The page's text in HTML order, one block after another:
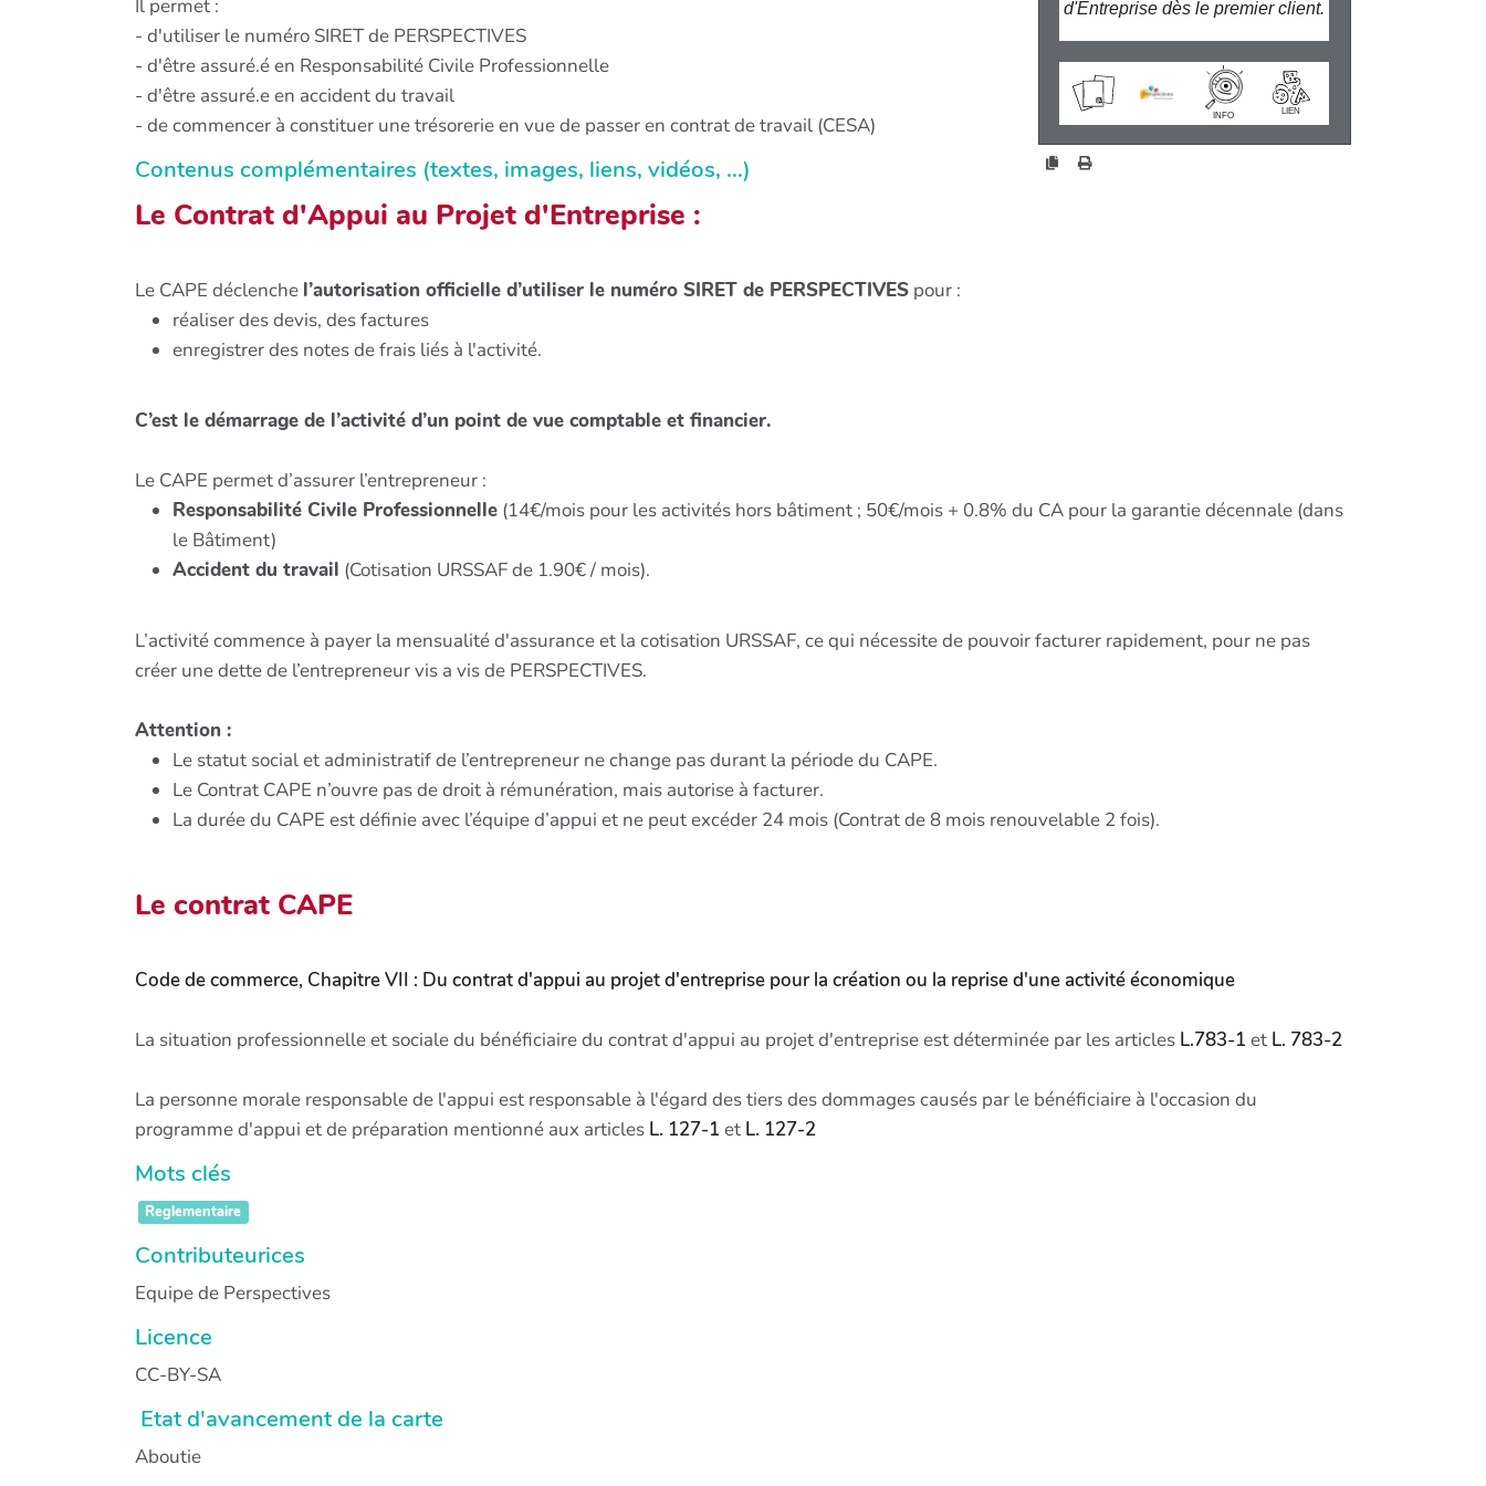
d'Entreprise dès le premier client.
INFO
LIEN
wiki.perspectives.coop/?
CapE
Il permet :
- d'utiliser le numéro SIRET de PERSPECTIVES
- d'être assuré.é en Responsabilité Civile Professionnelle
- d'être assuré.e en accident du travail
- de commencer à constituer une trésorerie en vue de passer en contrat de travail (CESA)
Contenus complémentaires (textes, images, liens, vidéos, ...)
Le Contrat d'Appui au Projet d'Entreprise :
Le CAPE déclenche l’autorisation officielle d’utiliser le numéro SIRET de PERSPECTIVES pour :
réaliser des devis, des factures
enregistrer des notes de frais liés à l'activité.
C’est le démarrage de l’activité d’un point de vue comptable et financier.
Le CAPE permet d’assurer l’entrepreneur :
Responsabilité Civile Professionnelle (14€/mois pour les activités hors bâtiment ; 50€/mois + 0.8% du CA pour la garantie décennale (dans
le Bâtiment)
Accident du travail (Cotisation URSSAF de 1.90€ / mois).
L’activité commence à payer la mensualité d'assurance et la cotisation URSSAF, ce qui nécessite de pouvoir facturer rapidement, pour ne pas
créer une dette de l’entrepreneur vis a vis de PERSPECTIVES.
Attention :
Le statut social et administratif de l’entrepreneur ne change pas durant la période du CAPE.
Le Contrat CAPE n’ouvre pas de droit à rémunération, mais autorise à facturer.
La durée du CAPE est définie avec l’équipe d’appui et ne peut excéder 24 mois (Contrat de 8 mois renouvelable 2 fois).
Le contrat CAPE
Code de commerce, Chapitre VII : Du contrat d'appui au projet d'entreprise pour la création ou la reprise d'une activité économique
La situation professionnelle et sociale du bénéficiaire du contrat d'appui au projet d'entreprise est déterminée par les articles L.783-1et L. 783-2
La personne morale responsable de l'appui est responsable à l'égard des tiers des dommages causés par le bénéficiaire à l'occasion du
programme d'appui et de préparation mentionné aux articles L. 127-1et L. 127-2
Mots clés
Reglementaire
Contributeurices
Equipe de Perspectives
Licence
CC-BY-SA
Etat d'avancement de la carte
Aboutie